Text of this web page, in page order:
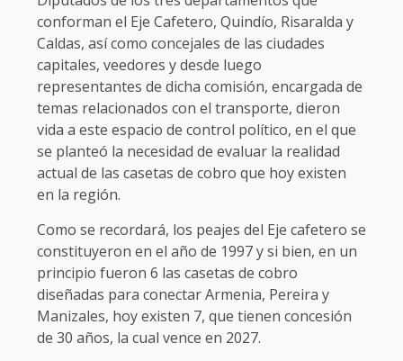
conforman el Eje Cafetero, Quindío, Risaralda y
Caldas, así como concejales de las ciudades
capitales, veedores y desde luego
representantes de dicha comisión, encargada de
temas relacionados con el transporte, dieron
vida a este espacio de control político, en el que
se planteó la necesidad de evaluar la realidad
actual de las casetas de cobro que hoy existen
en la región.
Como se recordará, los peajes del Eje cafetero se
constituyeron en el año de 1997 y si bien, en un
principio fueron 6 las casetas de cobro
diseñadas para conectar Armenia, Pereira y
Manizales, hoy existen 7, que tienen concesión
de 30 años, la cual vence en 2027.